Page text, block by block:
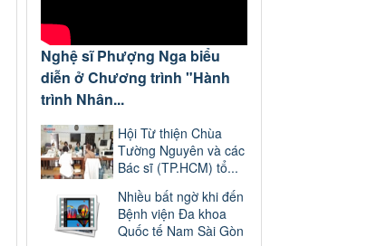
Nghệ sĩ Phượng Nga biểu
diễn ở Chương trình "Hành
trình Nhân...
Hội Từ thiện Chùa
Tường Nguyên và các
Bác sĩ (TP.HCM) tổ...
Nhiều bất ngờ khi đến
Bệnh viện Đa khoa
Quốc tế Nam Sài Gòn